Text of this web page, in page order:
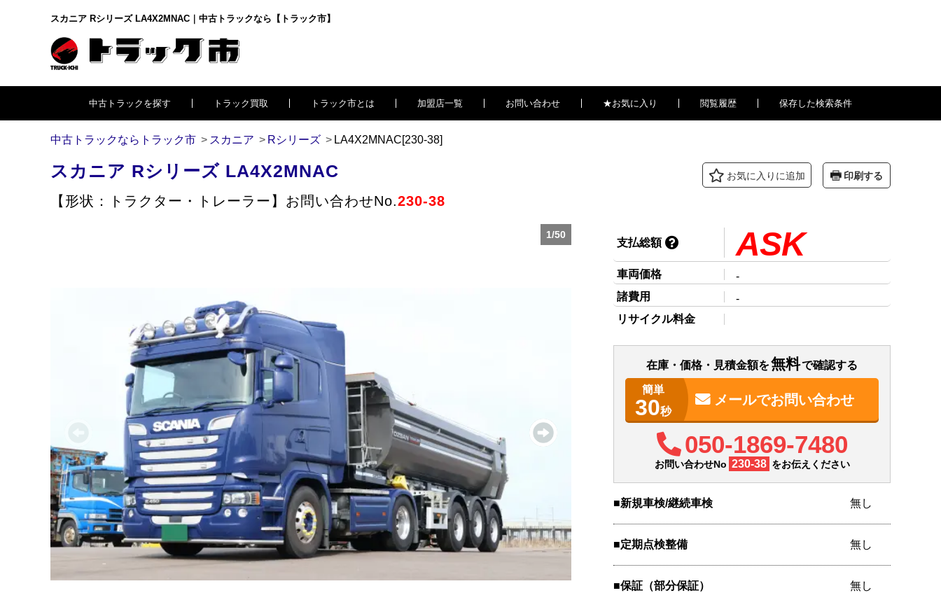
スカニア Rシリーズ LA4X2MNAC｜中古トラックなら【トラック市】
中古トラックを探す トラック買取 トラック市とは 加盟店一覧 お問い合わせ ★お気に入り 閲覧履歴 保存した検索条件
中古トラックならトラック市 スカニア Rシリーズ LA4X2MNAC[230-38]
お気に入り に追加 印刷する
スカニア Rシリーズ LA4X2MNAC
【形状：トラクター・トレーラー】 お問い合わせNo.230-38
1/50
支払総額 ASK
車両価格
-
諸費用
-
リサイクル料金
在庫・価格・見積金額を無料で確認する
簡単
30秒
メールでお問い合わせ
050-1869-7480
お問い合わせNo 230-38 をお伝えください
新規車検/継続車検 無し
定期点検整備 無し
保証（部分保証） 無し